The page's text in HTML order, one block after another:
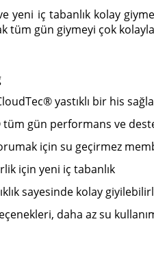
yeni iç tabanlık kolay
tüm gün giymeyi çok
yastıklı bir his
gün performans ve
için su geçirmez
için yeni iç tabanlık
sayesinde kolay
daha az su